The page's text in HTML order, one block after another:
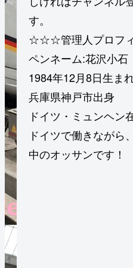
す。
☆☆☆管理人プロフ
ペンネーム:花沢小石
1984年12月8日生ま
兵庫県神戸市出身
ドイツ・ミュンヘン
ドイツで働きながら
中のオッサンです！